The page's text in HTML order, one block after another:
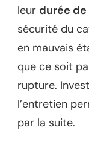
leur durée de
sécurité du
en mauvais
que ce soit
rupture.
l’entretien
par la suite.